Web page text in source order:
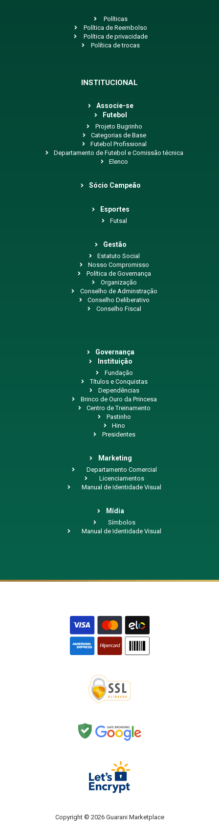
Políticas
Política de Reembolso
Política de privacidade
Política de trocas
INSTITUCIONAL
Associe-se
Futebol
Projeto Bugrinho
Categorias de Base
Futebol Profissional
Departamento de Futebol e Comissão técnica
Elenco
Sócio Campeão
Esportes
Futsal
Gestão
Estatuto Social
Nosso Compromisso
Política de Governança
Organização
Conselho de Adminstração
Conselho Deliberativo
Conselho Fiscal
Governança
Instituição
Fundação
Títulos e Conquistas
Dependências
Brinco de Ouro da Princesa
Centro de Treinamento
Pastinho
Hino
Presidentes
Marketing
Departamento Comercial
Licenciamentos
Manual de Identidade Visual
Mídia
Símbolos
Manual de Identidade Visual
Copyright © 2026 Guarani Marketplace